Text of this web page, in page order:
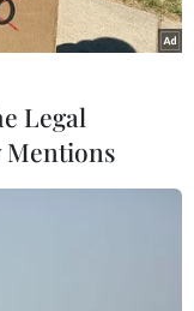
định Việt
2020 và Ủy
Bảo an Liên
cộng đồng
Legal
Mentions